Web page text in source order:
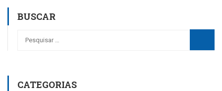
BUSCAR
CATEGORIAS